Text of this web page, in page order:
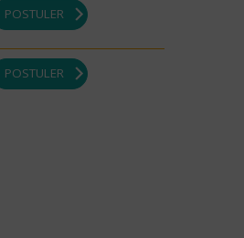
POSTULER
POSTULER